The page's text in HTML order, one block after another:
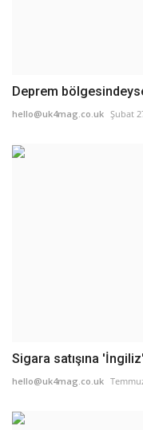
Deprem
hello@uk4mag.co.uk Şubat
Sigara satışına
hello@uk4mag.co.uk